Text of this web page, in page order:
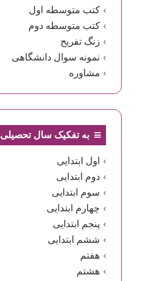
کتب متوسطه اول
کتب متوسطه دوم
زنگ تفریح
نمونه سوال دانشگاهی
مشاوره
به تفکیک سال تحصیلی
اول ابتدایی
دوم ابتدایی
سوم ابتدایی
چهارم ابتدایی
پنجم ابتدایی
ششم ابتدایی
هفتم
هشتم